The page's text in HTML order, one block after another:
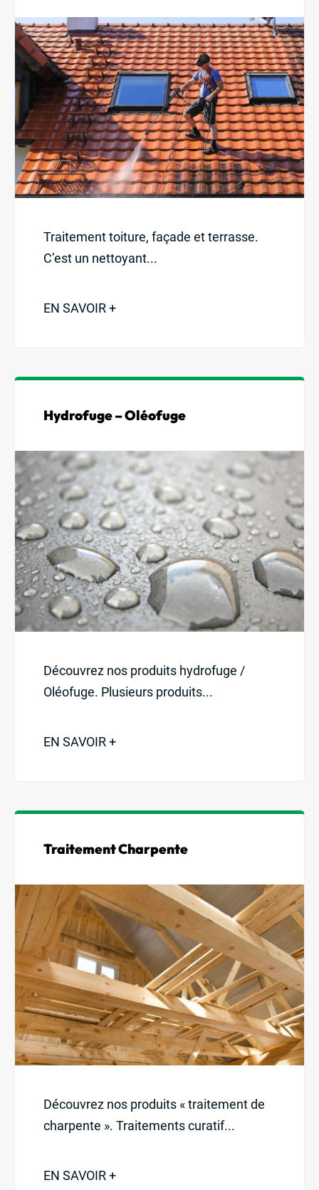
Traitement toiture, façade et terrasse.
C’est un nettoyant...
EN SAVOIR +
Hydrofuge – Oléofuge
Découvrez nos produits hydrofuge /
Oléofuge. Plusieurs produits...
EN SAVOIR +
Traitement Charpente
Découvrez nos produits « traitement de
charpente ». Traitements curatif...
EN SAVOIR +
Nos produits
Nos services
Demander un devis
L’entreprise
St-Laurent : 04 72 31 13 00